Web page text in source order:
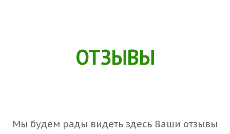
ОТЗЫВЫ
Мы будем рады видеть здесь Ваши отзывы